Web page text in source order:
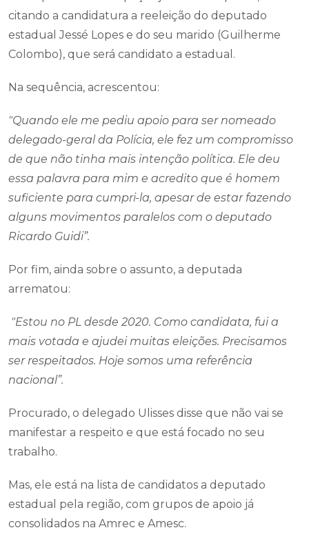
citando a candidatura a reeleição do deputado
estadual Jessé Lopes e do seu marido (Guilherme
Colombo), que será candidato a estadual.
Na sequência, acrescentou:
"Quando ele me pediu apoio para ser nomeado
delegado-geral da Polícia, ele fez um compromisso
de que não tinha mais intenção política. Ele deu
essa palavra para mim e acredito que é homem
suficiente para cumpri-la, apesar de estar fazendo
alguns movimentos paralelos com o deputado
Ricardo Guidi”.
Por fim, ainda sobre o assunto, a deputada
arrematou:
"Estou no PL desde 2020. Como candidata, fui a
mais votada e ajudei muitas eleições. Precisamos
ser respeitados. Hoje somos uma referência
nacional”.
Procurado, o delegado Ulisses disse que não vai se
manifestar a respeito e que está focado no seu
trabalho.
Mas, ele está na lista de candidatos a deputado
estadual pela região, com grupos de apoio já
consolidados na Amrec e Amesc.